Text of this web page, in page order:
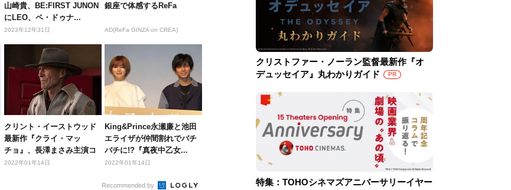
山崎貴、BE:FIRST JUNON
にLEO、ペ・ドゥナ...
2023年12年31日
銀座で体感するReFa
AD(ReFa GINZA on CREA)
クリント・イーストウッド
最新作『クライ・マッ
チョ』、長澤まさみ主演コ
メディ『コン...
2022年01年14日
King&Prince永瀬廉と池田
エライザが仲間割れでバチ
バチに!?『真夜中乙女...
2022年01年14日
Recommended by
クリストファー・ノーラン監督最新作『オ
デュッセイア』丸わかりガイド
PR
特集：TOHOシネマズアニバーサリーイヤー